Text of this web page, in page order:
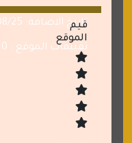
تاريخ الاضافة: 2020/08/25
تقييمات الموقع : 0
قيم
الموقع